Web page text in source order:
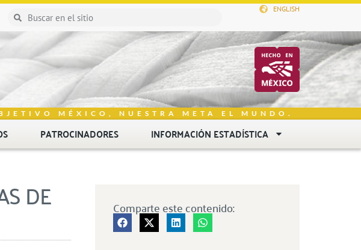
ENGLISH
MÉXICO, NUESTRA META EL MUNDO.
PATROCINADORES INFORMACIÓN ESTADÍSTICA
DE Comparte este contenido: